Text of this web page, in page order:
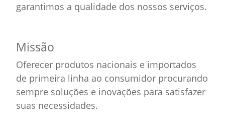
garantimos a qualidade dos nossos serviços.
Missão
Oferecer produtos nacionais e importados
de primeira linha ao consumidor procurando
sempre soluções e inovações para satisfazer
suas necessidades.